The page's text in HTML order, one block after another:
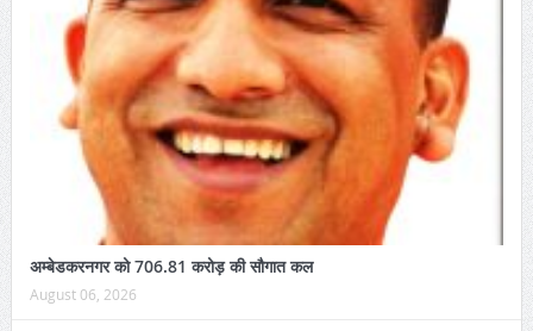
अम्बेडकरनगर को 706.81 करोड़ की सौगात कल
August 06, 2026